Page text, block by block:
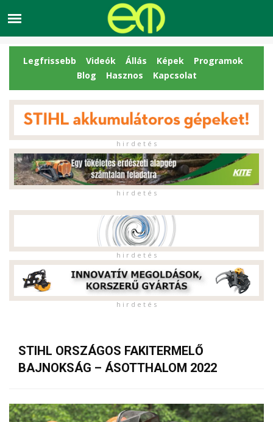
Legfrissebb Videók Állás Képek
Programok
Blog
Hasznos Kapcsolat
h i r d e t é s
h i r d e t é s
h i r d e t é s
h i r d e t é s
STIHL ORSZÁGOS FAKITERMELŐ
BAJNOKSÁG – ÁSOTTHALOM 2022